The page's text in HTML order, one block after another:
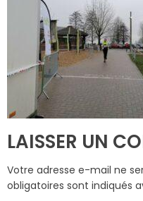
LAISSER UN
Votre adresse e-mail ne
obligatoires sont indiqués